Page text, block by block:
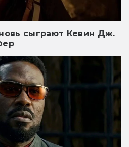
сыграют Кевин Дж.